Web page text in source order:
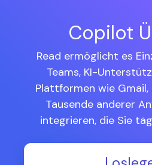
Copilot
Read ermöglicht es
Teams, KI-
Plattformen wie Gmail,
Tausende anderer
integrieren, die Sie